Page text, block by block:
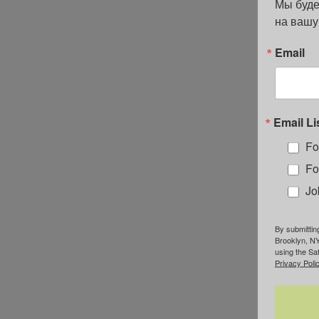
Мы
на
Email
Email
By
Brooklyn,
using the
Privacy